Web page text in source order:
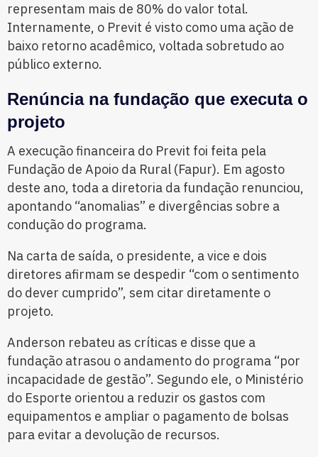
representam mais de 80% do valor total.
Internamente, o Previt é visto como uma ação de
baixo retorno acadêmico, voltada sobretudo ao
público externo.
Renúncia na fundação que executa o
projeto
A execução financeira do Previt foi feita pela
Fundação de Apoio da Rural (Fapur). Em agosto
deste ano, toda a diretoria da fundação renunciou,
apontando “anomalias” e divergências sobre a
condução do programa.
Na carta de saída, o presidente, a vice e dois
diretores afirmam se despedir “com o sentimento
do dever cumprido”, sem citar diretamente o
projeto.
Anderson rebateu as críticas e disse que a
fundação atrasou o andamento do programa “por
incapacidade de gestão”. Segundo ele, o Ministério
do Esporte orientou a reduzir os gastos com
equipamentos e ampliar o pagamento de bolsas
para evitar a devolução de recursos.